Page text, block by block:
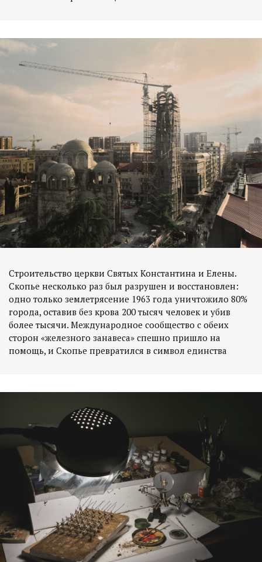
Строительство церкви Святых Константина и Елены.
Скопье несколько раз был разрушен и восстановлен:
одно только землетрясение 1963 года уничтожило 80%
города, оставив без крова 200 тысяч человек и убив
более тысячи. Международное сообщество с обеих
сторон «железного занавеса» спешно пришло на
помощь, и Скопье превратился в символ единства